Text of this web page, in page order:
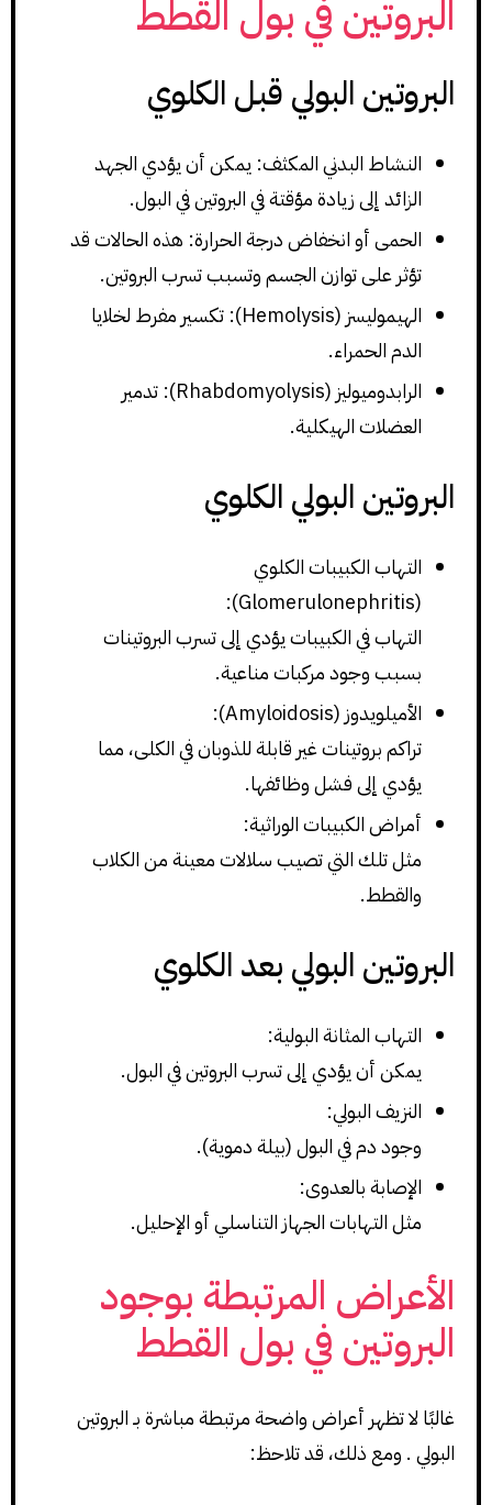
البروتين في بول القطط
البروتين البولي قبل الكلوي
النشاط البدني المكثف: يمكن أن يؤدي الجهد
الزائد إلى زيادة مؤقتة في البروتين في البول.
الحمى أو انخفاض درجة الحرارة: هذه الحالات قد
تؤثر على توازن الجسم وتسبب تسرب البروتين.
الهيموليسز (Hemolysis): تكسير مفرط لخلايا
الدم الحمراء.
الرابدوميوليز (Rhabdomyolysis): تدمير
العضلات الهيكلية.
البروتين البولي الكلوي
التهاب الكبيبات الكلوي
(Glomerulonephritis):
التهاب في الكبيبات يؤدي إلى تسرب البروتينات
بسبب وجود مركبات مناعية.
الأميلويدوز (Amyloidosis):
تراكم بروتينات غير قابلة للذوبان في الكلى، مما
يؤدي إلى فشل وظائفها.
أمراض الكبيبات الوراثية:
مثل تلك التي تصيب سلالات معينة من الكلاب
والقطط.
البروتين البولي بعد الكلوي
التهاب المثانة البولية:
يمكن أن يؤدي إلى تسرب البروتين في البول.
النزيف البولي:
وجود دم في البول (بيلة دموية).
الإصابة بالعدوى:
مثل التهابات الجهاز التناسلي أو الإحليل.
الأعراض المرتبطة بوجود
البروتين في بول القطط
غالبًا لا تظهر أعراض واضحة مرتبطة مباشرة بـ البروتين
البولي . ومع ذلك، قد تلاحظ: